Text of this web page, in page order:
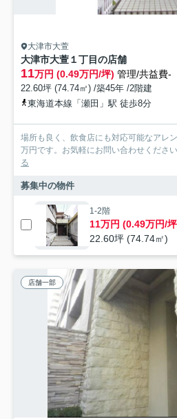
大津市大萱
大津市大萱１丁目の店舗
11万円 (0.49万円/坪) 管理/共益費-
22.60坪 (74.74㎡) /築45年 /2階建
東海道本線「瀬田」駅 徒歩8分
場所も良く、飲食店にも対応可能なアレ
万円です。お気軽にお問い合わせくださ
る
募集中の物件
1-2階
11万円 (0.49万円/
22.60坪 (74.74㎡)
店舗一部